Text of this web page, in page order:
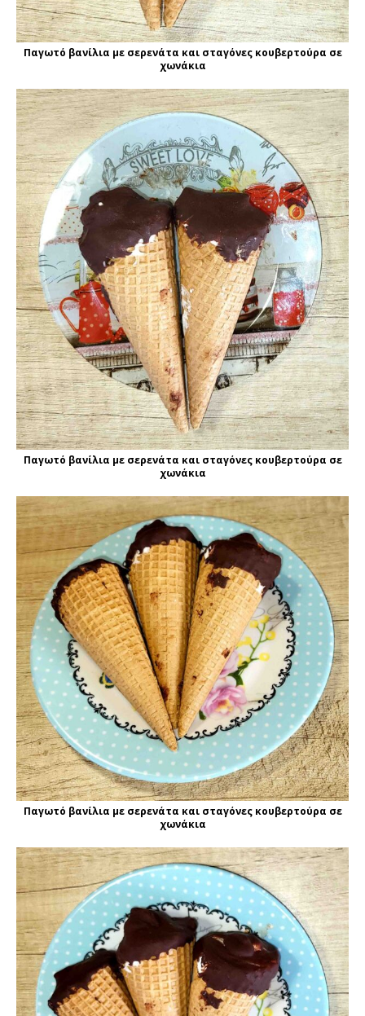
Παγωτό βανίλια με σερενάτα και σταγόνες κουβερτούρα σε
χωνάκια
Παγωτό βανίλια με σερενάτα και σταγόνες κουβερτούρα σε
χωνάκια
Παγωτό βανίλια με σερενάτα και σταγόνες κουβερτούρα σε
χωνάκια